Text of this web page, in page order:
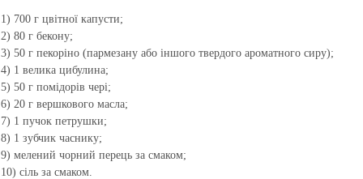
1) 700 г цвітної капусти;
2) 80 г бекону;
3) 50 г пекоріно (пармезану або іншого твердого ароматного сиру);
4) 1 велика цибулина;
5) 50 г помідорів чері;
6) 20 г вершкового масла;
7) 1 пучок петрушки;
8) 1 зубчик часнику;
9) мелений чорний перець за смаком;
10) сіль за смаком.